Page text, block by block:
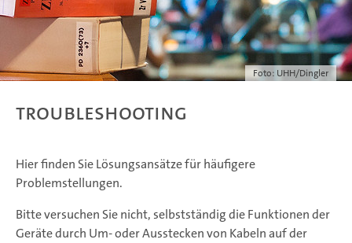
Foto: UHH/Dingler
Troubleshooting
Hier finden Sie Lösungsansätze für häufigere
Problemstellungen.
Bitte versuchen Sie nicht, selbstständig die Funktionen der
Geräte durch Um- oder Ausstecken von Kabeln auf der